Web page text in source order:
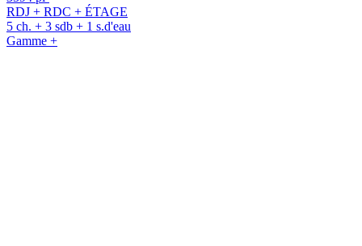
RDJ + RDC + ÉTAGE
5 ch. + 3 sdb + 1 s.d'eau
Gamme +